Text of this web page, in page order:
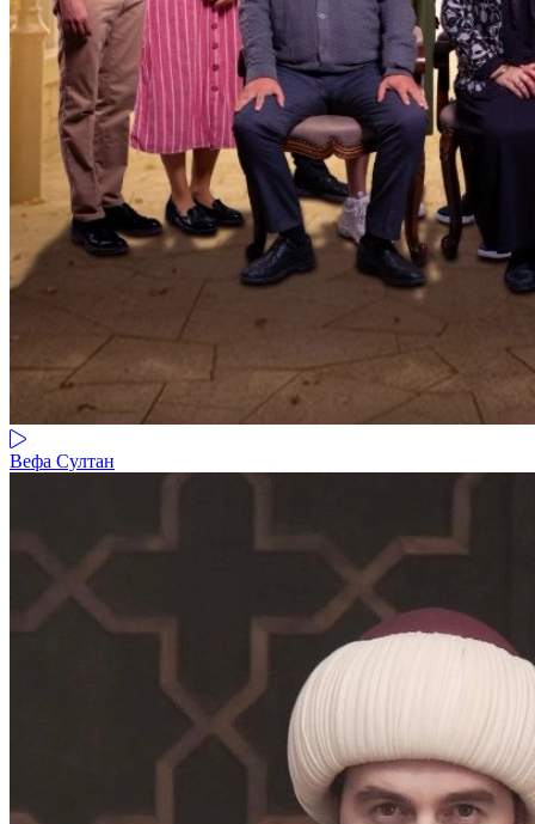
Вефа Султан